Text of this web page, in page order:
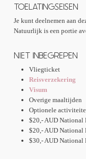
TOELATINGSEISEN
Je kunt deelnemen aan
Natuurlijk is een portie
NIET INBEGREPEN
Vliegticket
Reisverzekering
Visum
Overige maaltijden
Optionele
$20,- AUD National
$20,- AUD National
$30,- AUD National